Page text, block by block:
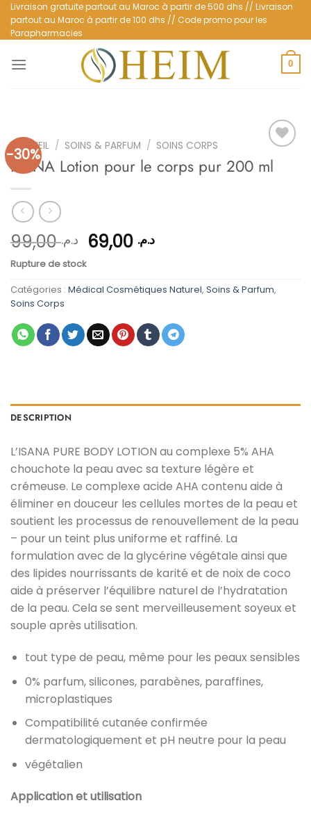
Passer
au
contenu
Livraison gratuite partout au Maroc à partir de 500 dhs // Livraison
partout au Maroc à partir de 100 dhs // Code promo pour les
Parapharmacies
0
-30%
ACCUEIL / SOINS & PARFUM / SOINS CORPS
ISANA Lotion pour le corps pur 200 ml
د.م.99,00 Le
prix
initial
était :
د.م.Le
actuel
est :
Rupture de stock
Catégories : Médical Cosmétiques Naturel, Soins & Parfum,
Soins Corps
DESCRIPTION
L’ISANA PURE BODY LOTION au complexe 5% AHA
chouchote la peau avec sa texture légère et
crémeuse. Le complexe acide AHA contenu aide à
éliminer en douceur les cellules mortes de la peau et
soutient les processus de renouvellement de la peau
– pour un teint plus uniforme et raffiné. La
formulation avec de la glycérine végétale ainsi que
des lipides nourrissants de karité et de noix de coco
aide à préserver l’équilibre naturel de l’hydratation
de la peau. Cela se sent merveilleusement soyeux et
souple après utilisation.
tout type de peau, même pour les peaux sensibles
0% parfum, silicones, parabènes, paraffines,
microplastiques
Compatibilité cutanée confirmée
dermatologiquement et pH neutre pour la peau
végétalien
Application et utilisation